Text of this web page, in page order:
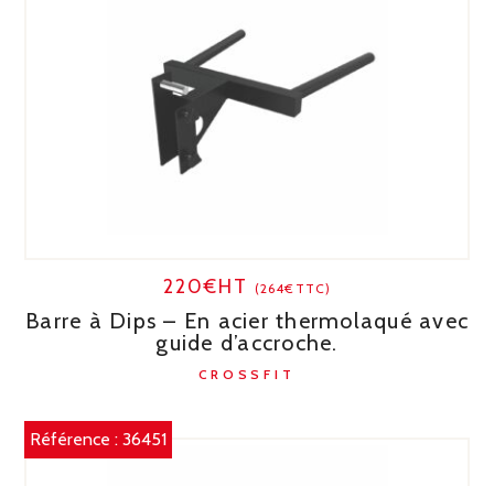
220€HT (264€TTC)
Barre à Dips – En acier thermolaqué avec
guide d’accroche.
CROSSFIT
Référence :36451